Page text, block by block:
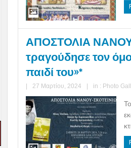
ΑΠΟΣΤΟΛΙΑ ΝΑΝΟΥ
τραγούδησε τον
παιδί του»*
27 Μαρτίου, 2024 in : Photo